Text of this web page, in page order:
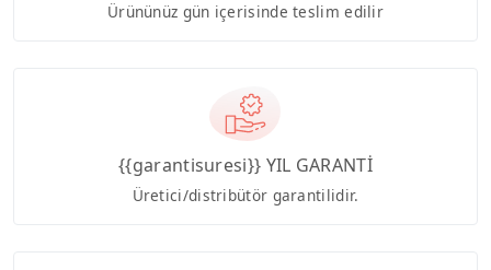
Ürününüz gün içerisinde teslim edilir
{{garantisuresi}} YIL GARANTİ
Üretici/distribütör garantilidir.